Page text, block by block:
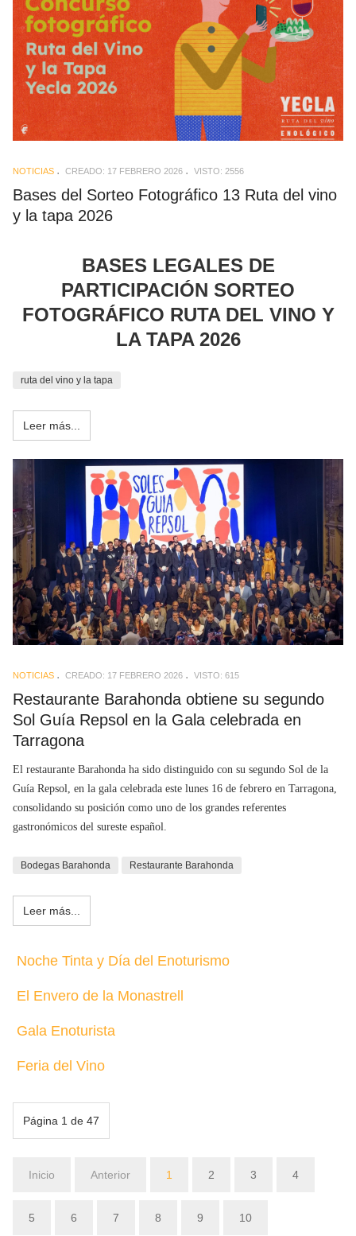
NOTICIAS CREADO: 17 FEBRERO 2026 VISTO: 2556
Bases del Sorteo Fotográfico 13 Ruta del vino
y la tapa 2026
BASES LEGALES DE
PARTICIPACIÓN SORTEO
FOTOGRÁFICO RUTA DEL VINO Y
LA TAPA 2026
ruta del vino y la tapa
Leer más...
NOTICIAS CREADO: 17 FEBRERO 2026 VISTO: 615
Restaurante Barahonda obtiene su segundo
Sol Guía Repsol en la Gala celebrada en
Tarragona
El restaurante Barahonda ha sido distinguido con su segundo Sol de la
Guía Repsol, en la gala celebrada este lunes 16 de febrero en Tarragona,
consolidando su posición como uno de los grandes referentes
gastronómicos del sureste español.
Bodegas Barahonda Restaurante Barahonda
Leer más...
Noche Tinta y Día del Enoturismo
El Envero de la Monastrell
Gala Enoturista
Feria del Vino
Página 1 de 47
Inicio Anterior 1 2 3 4
5 6 7 8 9 10